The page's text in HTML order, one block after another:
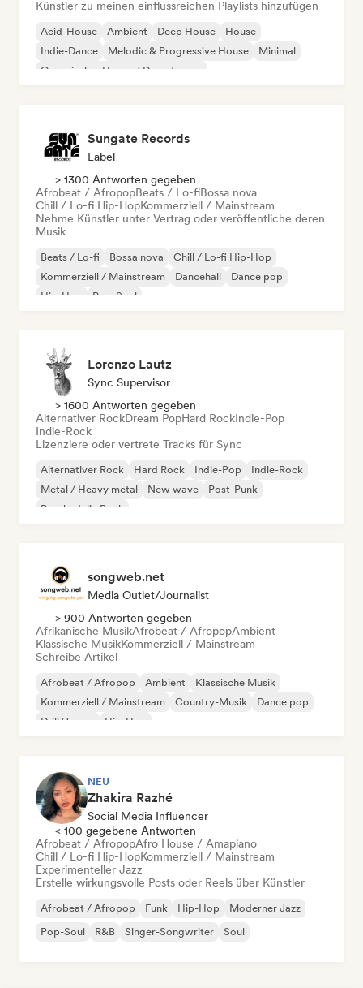
Künstler zu meinen einflussreichen Playlists hinzufügen
Acid-House Ambient Deep House
House
Indie-Dance
Melodic & Progressive House
Minimal
Organischer House / Downtempo
Sungate Records
Label
> 1300 Antworten gegeben
Afrobeat / AfropopBeats / Lo-fiBossa nova
Chill / Lo-fi Hip-HopKommerziell / Mainstream
Nehme Künstler unter Vertrag oder veröffentliche deren
Musik
Beats / Lo-fi Bossa nova
Chill / Lo-fi Hip-Hop
Kommerziell / Mainstream
Dancehall
Dance pop
Hip-Hop
Pop-Soul
Lorenzo Lautz
Sync Supervisor
> 1600 Antworten gegeben
Alternativer RockDream PopHard RockIndie-Pop
Indie-Rock
Lizenziere oder vertrete Tracks für Sync
Alternativer Rock Hard Rock Indie-Pop
Indie-Rock
Metal / Heavy metal
New wave
Post-Punk
Psychedelic Rock
songweb.net
Media Outlet/Journalist
> 900 Antworten gegeben
Afrikanische MusikAfrobeat / AfropopAmbient
Klassische MusikKommerziell / Mainstream
Schreibe Artikel
Afrobeat / Afropop Ambient
Klassische Musik
Kommerziell / Mainstream
Country-Musik
Dance pop
Drill/Jersey
Hip-Hop
NEU
Zhakira Razhé
Social Media Influencer
< 100 gegebene Antworten
Afrobeat / AfropopAfro House / Amapiano
Chill / Lo-fi Hip-HopKommerziell / Mainstream
Experimenteller Jazz
Erstelle wirkungsvolle Posts oder Reels über Künstler
Afrobeat / Afropop Funk Hip-Hop
Moderner Jazz
Pop-Soul
R&B Singer-Songwriter Soul